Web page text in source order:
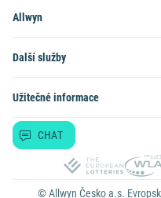
Allwyn
Další služby
Užitečné informace
CHAT
© Allwyn Česko a.s.